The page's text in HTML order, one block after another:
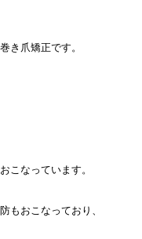
き爪矯正です。
こなっています。
おこなっており、